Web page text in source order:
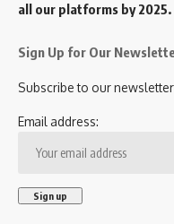
all our platforms by 2025.
Sign Up for Our
Subscribe to our
Email address: